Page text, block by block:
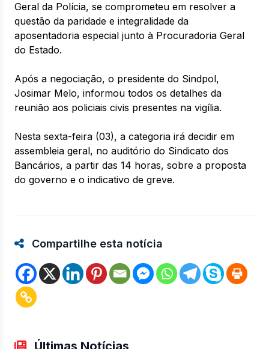
Geral da Polícia, se comprometeu em resolver a
questão da paridade e integralidade da
aposentadoria especial junto à Procuradoria Geral
do Estado.
Após a negociação, o presidente do Sindpol,
Josimar Melo, informou todos os detalhes da
reunião aos policiais civis presentes na vigília.
Nesta sexta-feira (03), a categoria irá decidir em
assembleia geral, no auditório do Sindicato dos
Bancários, a partir das 14 horas, sobre a proposta
do governo e o indicativo de greve.
Compartilhe esta notícia
Últimas Notícias